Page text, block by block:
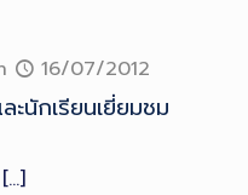
16/07/2012
ะนักเรียนเยี่ยมชม
[…]